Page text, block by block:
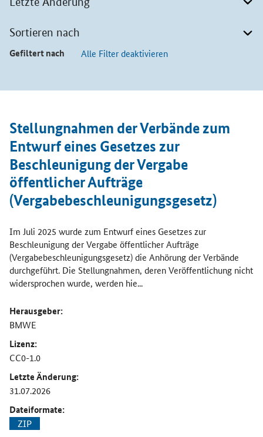
Sortieren nach
Gefiltert nach Alle Filter deaktivieren
Stellungnahmen der Verbände zum
Entwurf eines Gesetzes zur
Beschleunigung der Vergabe
öffentlicher Aufträge
(Vergabebeschleunigungsgesetz)
Im Juli 2025 wurde zum Entwurf eines Gesetzes zur
Beschleunigung der Vergabe öffentlicher Aufträge
(Vergabebeschleunigungsgesetz) die Anhörung der Verbände
durchgeführt. Die Stellungnahmen, deren Veröffentlichung nicht
widersprochen wurde, werden hie...
Herausgeber:
BMWE
Lizenz:
CC0-1.0
Letzte Änderung:
31.07.2026
Dateiformate:
ZIP
Öffnet Einzelsicht